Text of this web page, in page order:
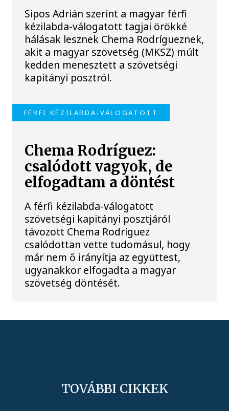
Sipos Adrián szerint a magyar férfi
kézilabda-válogatott tagjai örökké
hálásak lesznek Chema Rodrígueznek,
akit a magyar szövetség (MKSZ) múlt
kedden menesztett a szövetségi
kapitányi posztról.
FÉRFI KÉZILABDA-VÁLOGATOTT
Chema Rodríguez:
csalódott vagyok, de
elfogadtam a döntést
A férfi kézilabda-válogatott
szövetségi kapitányi posztjáról
távozott Chema Rodríguez
csalódottan vette tudomásul, hogy
már nem ő irányítja az együttest,
ugyanakkor elfogadta a magyar
szövetség döntését.
TOVÁBBI CIKKEK